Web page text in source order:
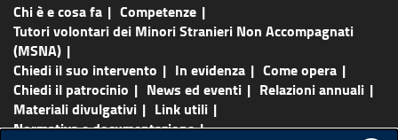
Chi è e cosa fa
Competenze
Tutori volontari dei Minori Stranieri Non Accompagnati
(MSNA)
Chiedi il suo intervento
In evidenza
Come opera
Chiedi il patrocinio
News ed eventi
Relazioni annuali
Materiali divulgativi
Link utili
Normativa e documentazione